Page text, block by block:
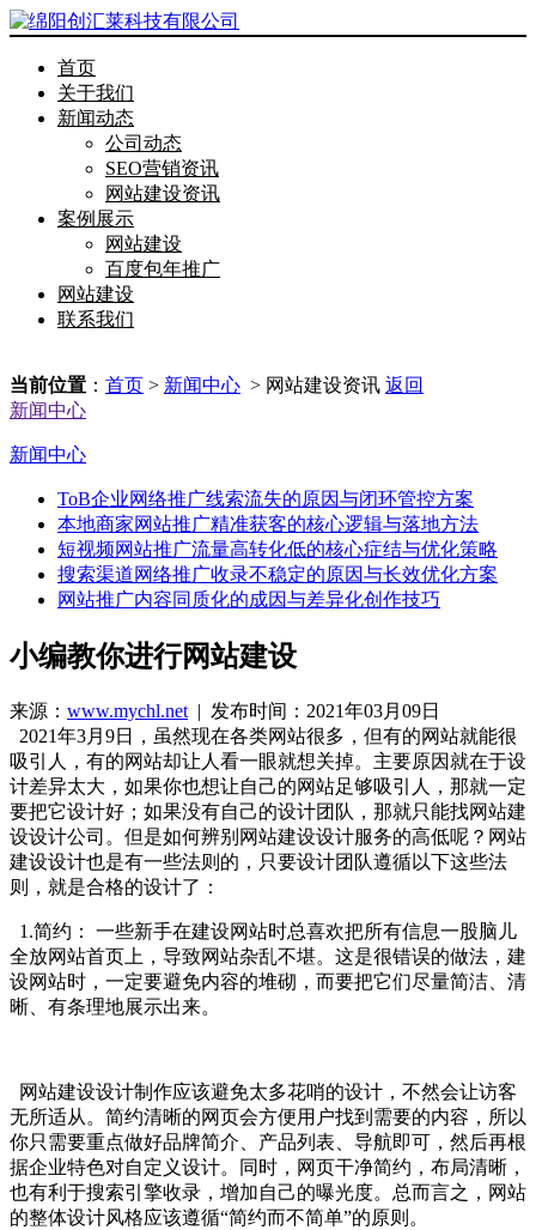
首页
关于我们
新闻动态
公司动态
SEO营销资讯
网站建设资讯
案例展示
网站建设
百度包年推广
网站建设
联系我们
当前位置 ： 首页 > 新闻中心 > 网站建设资讯 返回
新闻中心
新闻中心
ToB企业网络推广线索流失的原因与闭环管控方案
本地商家网站推广精准获客的核心逻辑与落地方法
短视频网站推广流量高转化低的核心症结与优化策略
搜索渠道网络推广收录不稳定的原因与长效优化方案
网站推广内容同质化的成因与差异化创作技巧
小编教你进行网站建设
来源： www.mychl.net | 发布时间：2021年03月09日
2021年3月9日，虽然现在各类网站很多，但有的网站就能很
吸引人，有的网站却让人看一眼就想关掉。主要原因就在于设
计差异太大，如果你也想让自己的网站足够吸引人，那就一定
要把它设计好；如果没有自己的设计团队，那就只能找网站建
设设计公司。但是如何辨别网站建设设计服务的高低呢？网站
建设设计也是有一些法则的，只要设计团队遵循以下这些法
则，就是合格的设计了：
1.简约： 一些新手在建设网站时总喜欢把所有信息一股脑儿
全放网站首页上，导致网站杂乱不堪。这是很错误的做法，建
设网站时，一定要避免内容的堆砌，而要把它们尽量简洁、清
晰、有条理地展示出来。
网站建设设计制作应该避免太多花哨的设计，不然会让访客
无所适从。简约清晰的网页会方便用户找到需要的内容，所以
你只需要重点做好品牌简介、产品列表、导航即可，然后再根
据企业特色对自定义设计。同时，网页干净简约，布局清晰，
也有利于搜索引擎收录，增加自己的曝光度。总而言之，网站
的整体设计风格应该遵循“简约而不简单”的原则。